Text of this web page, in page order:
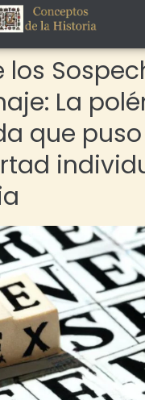
los
La
que